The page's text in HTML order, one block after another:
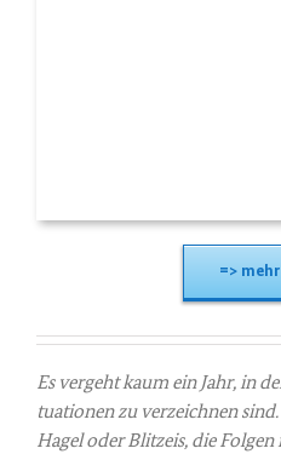
=>
Es ver­geht kaum ein Jahr, in
tua­tio­nen zu ver­zeich­nen
Hagel oder Blitz­eis, die